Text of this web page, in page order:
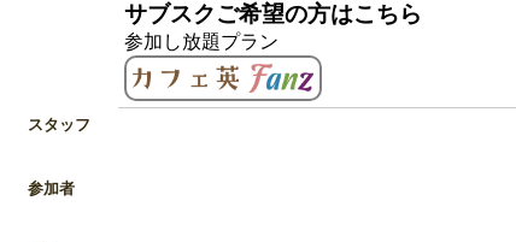
サブスクご希望の方はこちら
参加し放題プラン
スタッフ
参加者